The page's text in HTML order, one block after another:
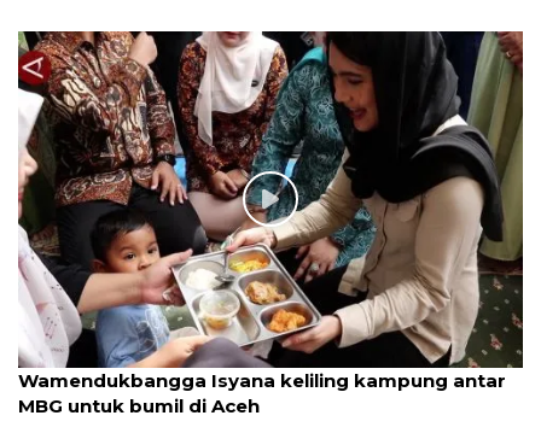
Wamendukbangga Isyana keliling kampung antar
MBG untuk bumil di Aceh